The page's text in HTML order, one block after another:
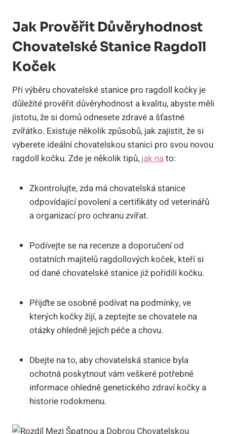
Jak ⁢Prověřit Důvěryhodnost
Chovatelské Stanice Ragdoll
Koček
Při výběru ​chovatelské stanice⁢ pro ragdoll⁣ kočky je
důležité prověřit důvěryhodnost a kvalitu, abyste měli
jistotu, ‌že si‌ domů ​odnesete zdravé a⁤ šťastné
zvířátko. Existuje ⁣několik⁢ způsobů, jak zajistit, že si
vyberete ideální chovatelskou stanici pro svou novou
ragdoll kočku. ⁢Zde je několik tipů, jak nato:
Zkontrolujte, zda má chovatelská stanice
odpovídající povolení a‍ certifikáty od veterinářů
a‌ organizací pro ochranu zvířat.
Podívejte se⁢ na recenze ⁣a doporučení od
ostatních​ majitelů ⁢ragdollových koček, kteří si
od dané chovatelské‌ stanice již pořídili kočku.
Přijďte se osobně podívat ⁣na⁤ podmínky, ve
⁣kterých⁤ kočky​ žijí, a‍ zeptejte se chovatele na
otázky ohledně jejich péče‍ a⁢ chovu.
Dbejte na ⁣to, aby chovatelská​ stanice byla
ochotná poskytnout‌ vám veškeré ⁤potřebné
informace ohledně genetického‌ zdraví​ kočky a
historie ⁤rodokmenu.